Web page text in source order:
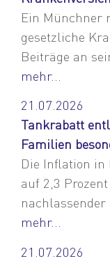
Ein Münchner
gesetzliche
Beiträge an
mehr...
21.07.2026
Tankrabatt
Familien
Die Inflation
auf 2,3
mehr...
21.07.2026